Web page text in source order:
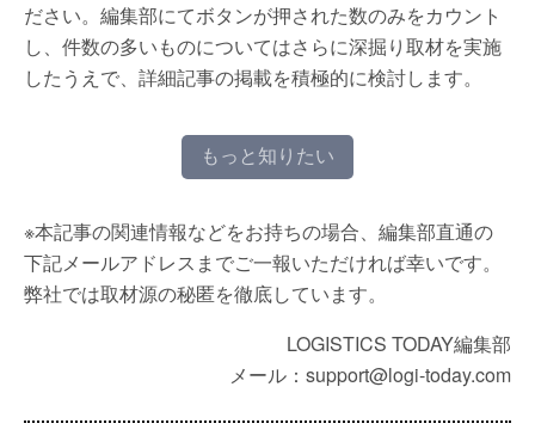
ださい。編集部にてボタンが押された数のみをカウント
し、件数の多いものについてはさらに深掘り取材を実施
したうえで、詳細記事の掲載を積極的に検討します。
もっと知りたい
※本記事の関連情報などをお持ちの場合、編集部直通の
下記メールアドレスまでご一報いただければ幸いです。
弊社では取材源の秘匿を徹底しています。
LOGISTICS TODAY編集部
メール：support@logi-today.com